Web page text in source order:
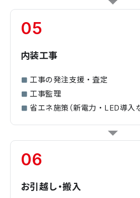
05
内装工事
工事の発注支援・査定
工事監理
省エネ施策（新電力・LED導入
06
お引越し・搬入